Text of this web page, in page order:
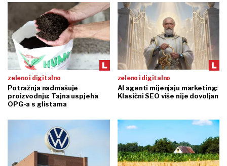
zeleno i digitalno
Potražnja nadmašuje
proizvodnju: Tajna uspjeha
OPG-a s glistama
zeleno i digitalno
AI agenti mijenjaju marketing:
Klasični SEO više nije dovoljan